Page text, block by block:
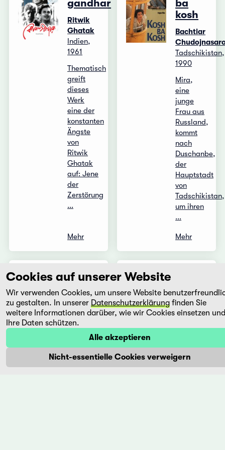
gandhar
Ritwik
Ghatak
Indien,
1961
Thematisch
greift
dieses
Werk
eine der
konstanten
Ängste
von
Ritwik
Ghatak
auf: Jene
der
Zerstörung
...
Mehr
ba
kosh
Bachtiar
Tadschikistan,
1990
Mira,
eine
junge
Frau aus
Russland,
kommt
nach
Duschanbe,
der
Hauptstadt
von
Tadschikistan,
um ihren
...
Mehr
Kukurantumi
Road
to
Accra
Boama
Darko
Ampaw
on a
String
- Bian
Kaige
Cookies auf unserer Website
Wir verwenden Cookies, um unsere Website
zu gestalten. In unserer Datenschutzerklärung finden Sie
weitere Informationen darüber, wie wir Cookies einsetzen und
Ihre Daten schützen.
Alle akzeptieren
Nicht-essentielle Cookies verweigern